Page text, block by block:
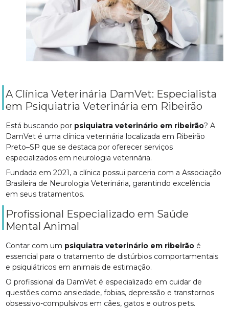
A Clínica Veterinária DamVet: Especialista
em Psiquiatria Veterinária em Ribeirão
Está buscando por psiquiatra veterinário em ribeirão? A
DamVet é uma clínica veterinária localizada em Ribeirão
Preto–SP que se destaca por oferecer serviços
especializados em neurologia veterinária.
Fundada em 2021, a clínica possui parceria com a Associação
Brasileira de Neurologia Veterinária, garantindo excelência
em seus tratamentos.
Profissional Especializado em Saúde
Mental Animal
Contar com um psiquiatra veterinário em ribeirão é
essencial para o tratamento de distúrbios comportamentais
e psiquiátricos em animais de estimação.
O profissional da DamVet é especializado em cuidar de
questões como ansiedade, fobias, depressão e transtornos
obsessivo-compulsivos em cães, gatos e outros pets.